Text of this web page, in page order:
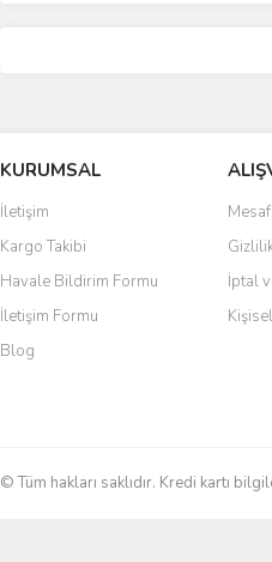
KURUMSAL
İletişim
Kargo Takibi
Havale Bildirim Formu
İletişim Formu
Blog
İptal
© Tüm hakları saklıdır. Kredi kartı